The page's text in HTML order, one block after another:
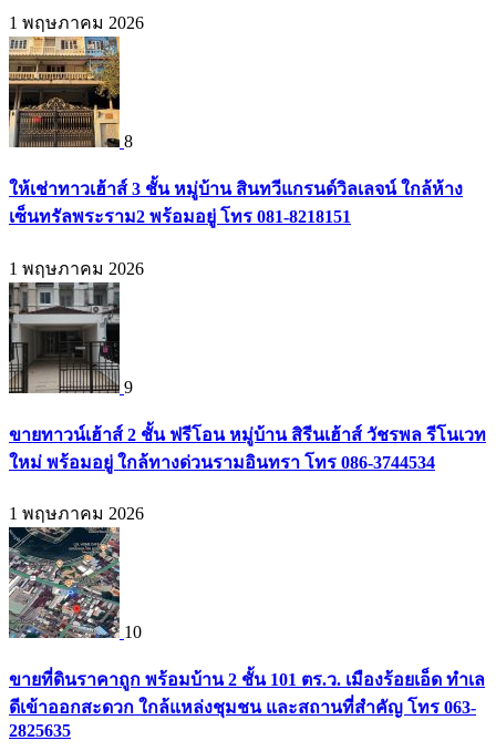
1 พฤษภาคม 2026
8
ให้เช่าทาวเฮ้าส์ 3 ชั้น หมู่บ้าน สินทวีแกรนด์วิลเลจน์ ใกล้ห้าง
เซ็นทรัลพระราม2 พร้อมอยู่ โทร 081-8218151
1 พฤษภาคม 2026
9
ขายทาวน์เฮ้าส์ 2 ชั้น ฟรีโอน หมู่บ้าน สิรีนเฮ้าส์ วัชรพล รีโนเวท
ใหม่ พร้อมอยู่ ใกล้ทางด่วนรามอินทรา โทร 086-3744534
1 พฤษภาคม 2026
10
ขายที่ดินราคาถูก พร้อมบ้าน 2 ชั้น 101 ตร.ว. เมืองร้อยเอ็ด ทำเล
ดีเข้าออกสะดวก ใกล้แหล่งชุมชน และสถานที่สำคัญ โทร 063-
2825635